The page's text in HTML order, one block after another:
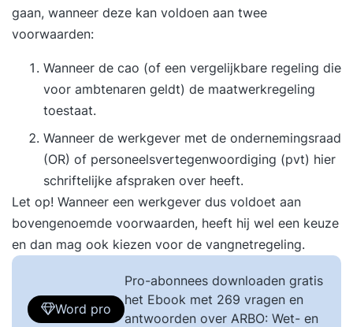
gaan, wanneer deze kan voldoen aan twee
voorwaarden:
Wanneer de cao (of een vergelijkbare regeling die
voor ambtenaren geldt) de maatwerkregeling
toestaat.
Wanneer de werkgever met de ondernemingsraad
(OR) of personeelsvertegenwoordiging (pvt) hier
schriftelijke afspraken over heeft.
Let op! Wanneer een werkgever dus voldoet aan
bovengenoemde voorwaarden, heeft hij wel een keuze
en dan mag ook kiezen voor de vangnetregeling.
Word pro
Pro-abonnees downloaden gratis
het Ebook met 269 vragen en
antwoorden over ARBO: Wet- en